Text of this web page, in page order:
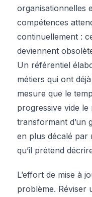
organisationnelles
compétences
continuellement :
deviennent
Un référentiel
métiers qui ont
mesure que le
progressive vide
transformant d’un
en plus décalé par
qu’il prétend
L’effort de mise à
problème. Réviser